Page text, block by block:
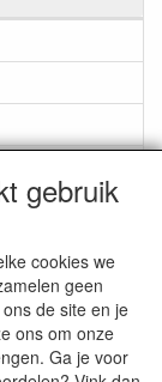
prijzen zijn
tenzij anders
gebruik
cookies we
geen
de site en je
ons om onze
Ga je voor